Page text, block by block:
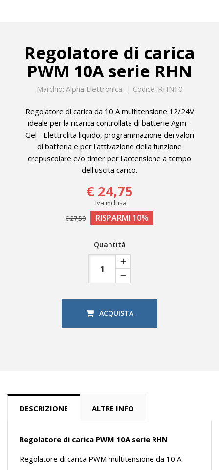
Regolatore di carica
PWM 10A serie RHN
Marchio: Alpha Elettronica Codice: RHN10
Regolatore di carica da 10 A multitensione 12/24V
ideale per la ricarica controllata di batterie Agm -
Gel - Elettrolita liquido, programmazione dei valori
di batteria e per l'attivazione della funzione
crepuscolare e/o timer per l'accensione a tempo
dell'uscita carico.
€ 24,75
Iva inclusa
€ 27,50
RISPARMI 10%
Quantità
ACQUISTA
DESCRIZIONE ALTRE INFO
Regolatore di carica PWM 10A serie RHN
Regolatore di carica PWM multitensione da 10 A